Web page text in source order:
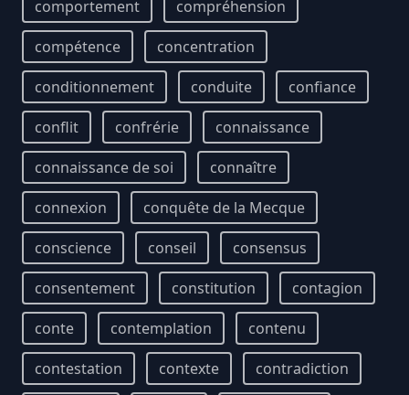
comportement
compréhension
compétence
concentration
conditionnement
conduite
confiance
conflit
confrérie
connaissance
connaissance de soi
connaître
connexion
conquête de la Mecque
conscience
conseil
consensus
consentement
constitution
contagion
conte
contemplation
contenu
contestation
contexte
contradiction